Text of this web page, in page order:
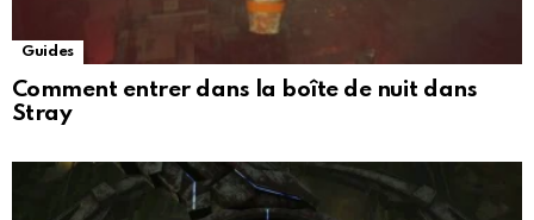
Guides
Comment entrer dans la boîte de nuit dans
Stray